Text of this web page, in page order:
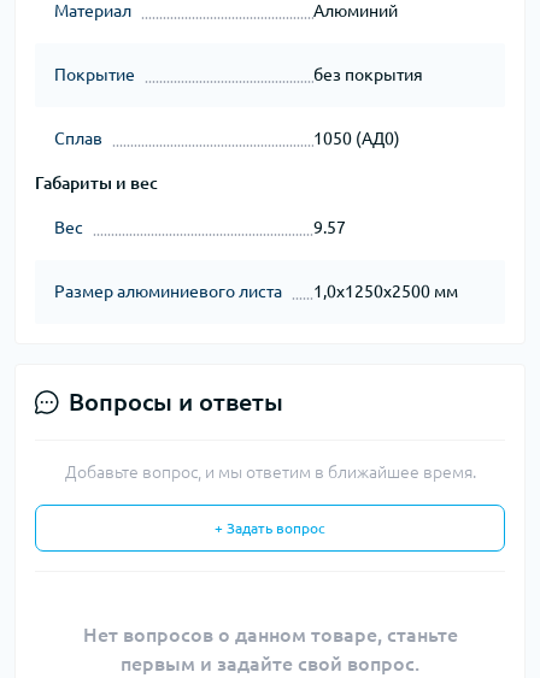
Материал Алюминий
Покрытие без покрытия
Сплав 1050 (АД0)
Габариты и вес
Вес 9.57
Размер алюминиевого листа 1,0х1250х2500 мм
Вопросы и ответы
Добавьте вопрос, и мы ответим в ближайшее время.
+ Задать вопрос
Нет вопросов о данном товаре, станьте
первым и задайте свой вопрос.